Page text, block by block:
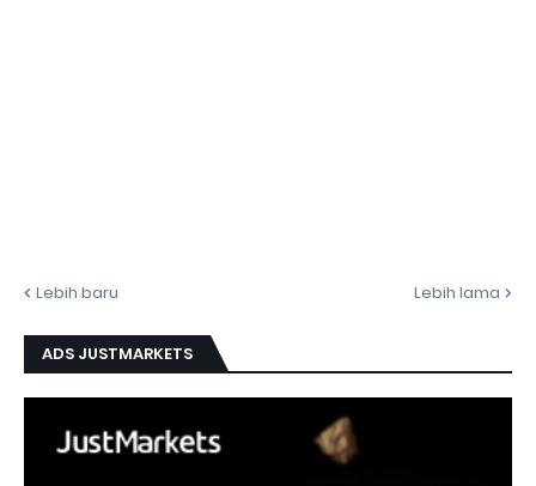
Lebih baru Lebih lama
ADS JUSTMARKETS